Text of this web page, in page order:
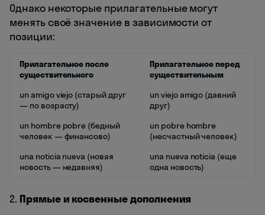
Однако некоторые прилагательные могут
менять своё значение в зависимости от
позиции:
Прилагательное после
существительного
Прилагательное перед
существительным
un amigo viejo (старый друг
— по возрасту)
un viejo amigo (давний
друг)
un hombre pobre (бедный
человек — финансово)
un pobre hombre
(несчастный человек)
una noticia nueva (новая
новость — недавняя)
una nueva noticia (еще
одна новость)
2. Прямые и косвенные дополнения